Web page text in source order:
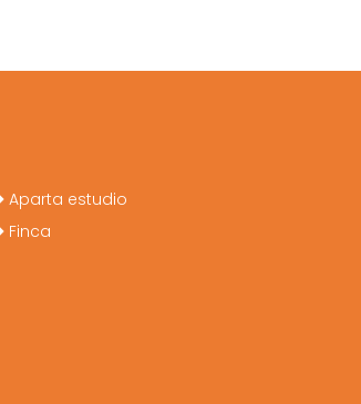
Aparta estudio
Finca